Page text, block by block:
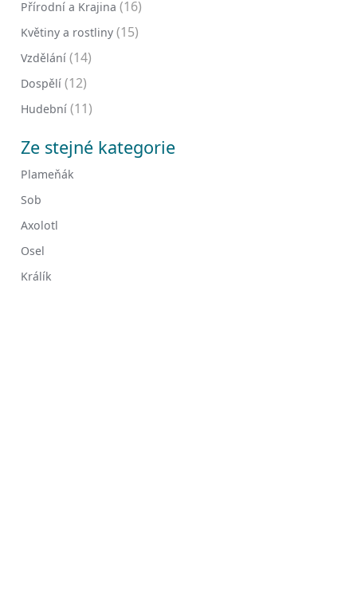
Přírodní a Krajina (16)
Květiny a rostliny (15)
Vzdělání (14)
Dospělí (12)
Hudební (11)
Ze stejné kategorie
Plameňák
Sob
Axolotl
Osel
Králík